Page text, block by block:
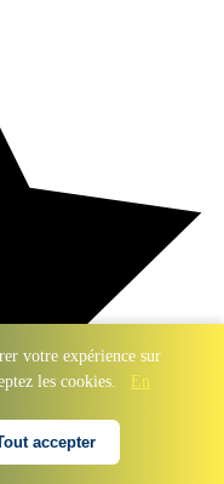
votre expérience sur
les cookies.
En
accepter